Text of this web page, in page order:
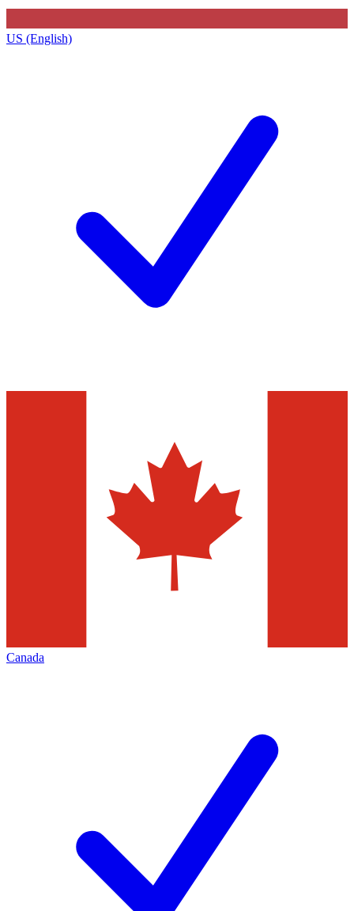
US (English)
Canada